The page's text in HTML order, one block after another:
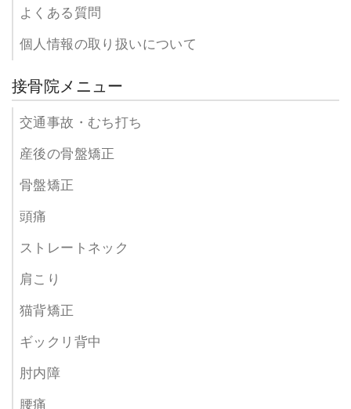
よくある質問
個人情報の取り扱いについて
接骨院メニュー
交通事故・むち打ち
産後の骨盤矯正
骨盤矯正
頭痛
ストレートネック
肩こり
猫背矯正
ギックリ背中
肘内障
腰痛